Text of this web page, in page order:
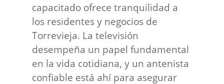
capacitado ofrece tranquilidad a
los residentes y negocios de
Torrevieja. La televisión
desempeña un papel fundamental
en la vida cotidiana, y un antenista
confiable está ahí para asegurar